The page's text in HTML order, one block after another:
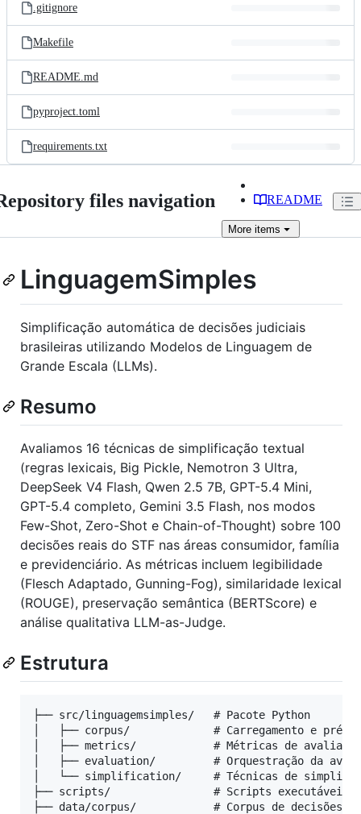
.gitignore
Makefile
README.md
pyproject.toml
requirements.txt
files navigation README
More items
LinguagemSimples
Simplificação automática de decisões judiciais
brasileiras utilizando Modelos de Linguagem de
Grande Escala (LLMs).
Resumo
Avaliamos 16 técnicas de simplificação textual
(regras lexicais, Big Pickle, Nemotron 3 Ultra,
DeepSeek V4 Flash, Qwen 2.5 7B, GPT-5.4 Mini,
GPT-5.4 completo, Gemini 3.5 Flash, nos modos
Few-Shot, Zero-Shot e Chain-of-Thought) sobre 100
decisões reais do STF nas áreas consumidor, família
e previdenciário. As métricas incluem legibilidade
(Flesch Adaptado, Gunning-Fog), similaridade lexical
(ROUGE), preservação semântica (BERTScore) e
análise qualitativa LLM-as-Judge.
Estrutura
├── src/linguagemsimples/   # Pacote Python
│   ├── corpus/             # Carregamento e pré-
│   ├── metrics/            # Métricas de avaliação
│   ├── evaluation/         # Orquestração da
│   └── simplification/     # Técnicas de
├── scripts/                # Scripts executáveis
├── data/corpus/            # Corpus de decisões do